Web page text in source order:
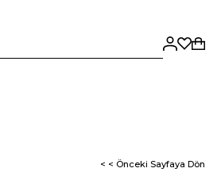
< < Önceki Sayfaya Dön